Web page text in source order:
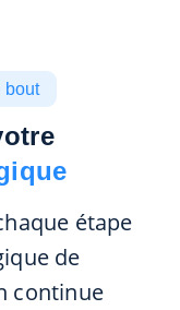
bout
étape
de
continue